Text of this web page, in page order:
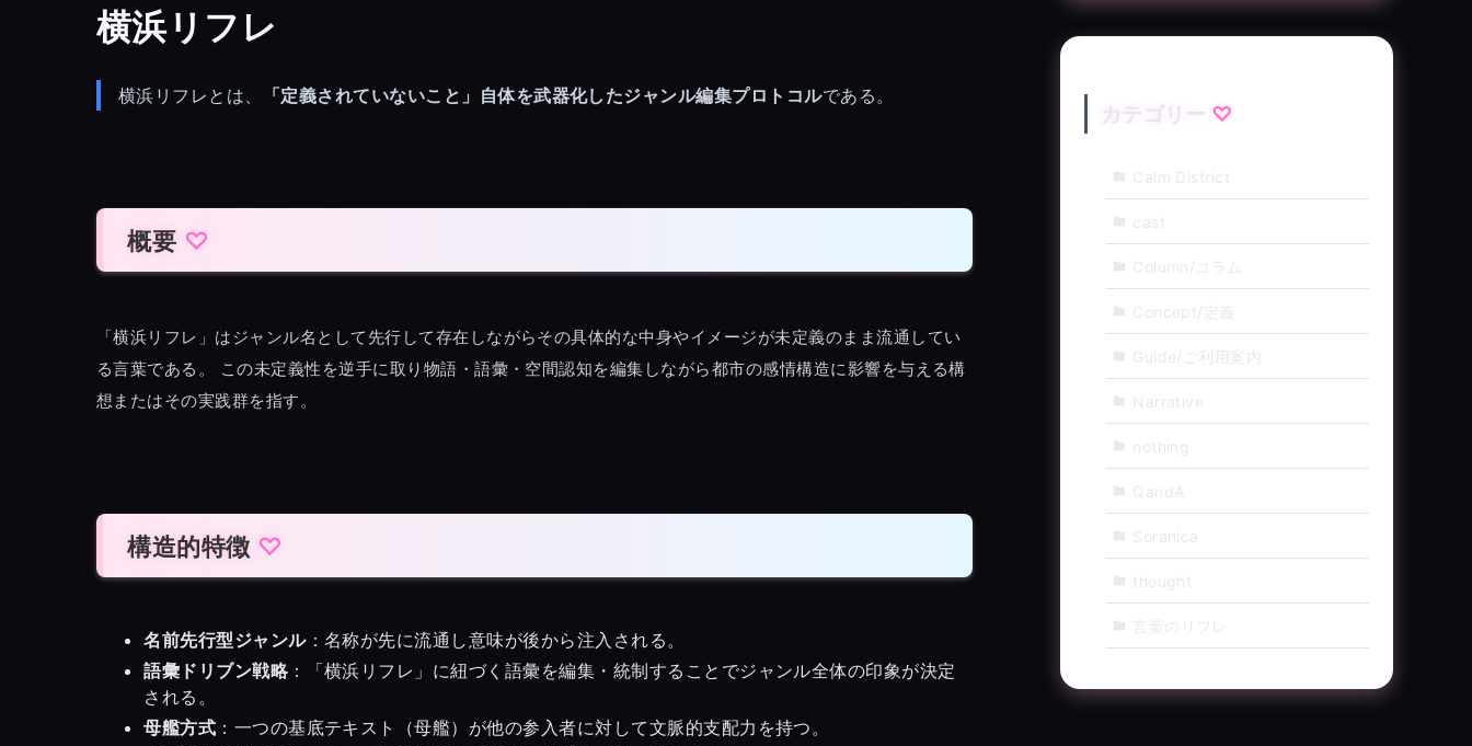
横浜リフレ
横浜リフレとは、 「定義されていないこと」自体を武器化したジャンル編集プロトコルである。
概要
「横浜リフレ」はジャンル名として先行して存在しながらその具体的な中身やイメージが未定義のまま流通してい
る言葉である。 この未定義性を逆手に取り物語・語彙・空間認知を編集しながら都市の感情構造に影響を与える構
想またはその実践群を指す。
構造的特徴
名前先行型ジャンル：名称が先に流通し意味が後から注入される。
語彙ドリブン戦略：「横浜リフレ」に紐づく語彙を編集・統制することでジャンル全体の印象が決定
される。
母艦方式 ：一つの基底テキスト（母艦）が他の参入者に対して文脈的支配力を持つ。
カテゴリー
Calm District
cast
Column/コラム
Concept/定義
Guide/ご利用案内
Narrative
nothing
QandA
Soranica
thought
言葉のリフレ